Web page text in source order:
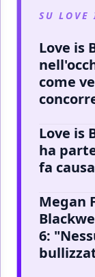
SU
Love is
come
Love is
ha
fa
Megan
6: